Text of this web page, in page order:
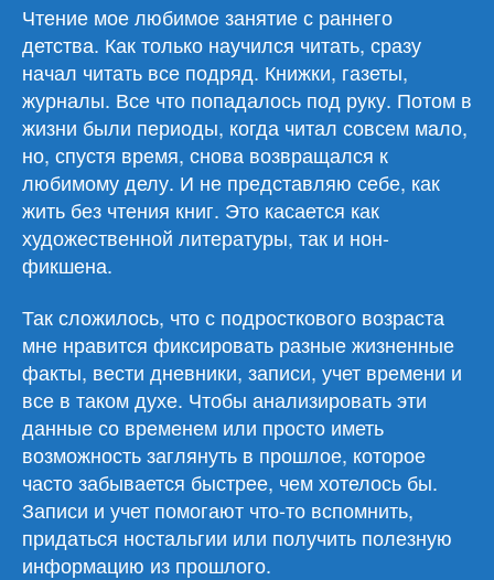
Чтение мое любимое занятие с раннего
детства. Как только научился читать, сразу
начал читать все подряд. Книжки, газеты,
журналы. Все что попадалось под руку. Потом в
жизни были периоды, когда читал совсем мало,
но, спустя время, снова возвращался к
любимому делу. И не представляю себе, как
жить без чтения книг. Это касается как
художественной литературы, так и нон-
фикшена.
Так сложилось, что с подросткового возраста
мне нравится фиксировать разные жизненные
факты, вести дневники, записи, учет времени и
все в таком духе. Чтобы анализировать эти
данные со временем или просто иметь
возможность заглянуть в прошлое, которое
часто забывается быстрее, чем хотелось бы.
Записи и учет помогают что-то вспомнить,
придаться ностальгии или получить полезную
информацию из прошлого.